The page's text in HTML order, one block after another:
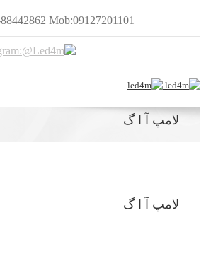
Mob:09127201101
لامپ آ ا گ
لامپ آ ا گ